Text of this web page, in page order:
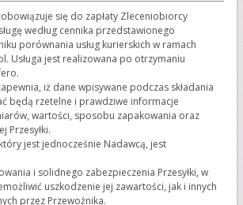
się do zapłaty Zleceniobiorcy
według cennika przedstawionego
porównania usług kurierskich w ramach
Usługa jest realizowana po otrzymaniu
iż dane wpisywane podczas składania
będą rzetelne i prawdziwe informacje
wartości, sposobu zapakowania oraz
Przesyłki.
jest jednocześnie Nadawcą, jest
i solidnego zabezpieczenia Przesyłki, w
uszkodzenie jej zawartości, jak i innych
przez Przewoźnika.